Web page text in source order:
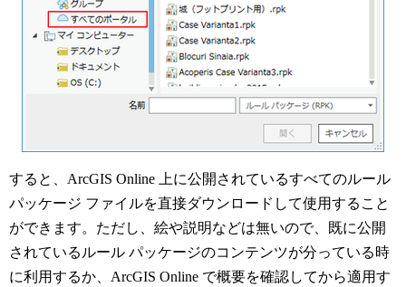
すると、ArcGIS Online 上に公開されているすべてのルール
パッケージ ファイルを直接ダウンロードして使用すること
ができます。ただし、絵や説明などは無いので、既に公開
されているルール パッケージのコンテンツが分っている時
に利用するか、ArcGIS Online で概要を確認してから適用す